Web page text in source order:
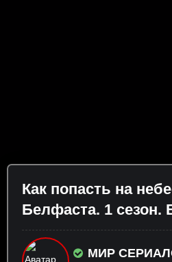
Как попасть на
Белфаста. 1 сезон.
МИР